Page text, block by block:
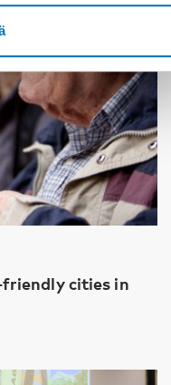
friendly cities in